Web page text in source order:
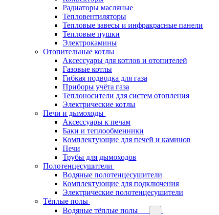
Радиаторы масляные
Тепловентиляторы
Тепловые завесы и инфракрасные панели
Тепловые пушки
Электрокамины
Отопительные котлы
Аксессуары для котлов и отопителей
Газовые котлы
Гибкая подводка для газа
Приборы учёта газа
Теплоносители для систем отопления
Электрические котлы
Печи и дымоходы
Аксессуары к печам
Баки и теплообменники
Комплектующие для печей и каминов
Печи
Трубы для дымоходов
Полотенцесушители
Водяные полотенцесушители
Комплектующие для подключения
Электрические полотенцесушители
Тёплые полы
Водяные тёплые полы